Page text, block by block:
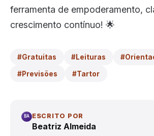
ferramenta de empoderamento,
crescimento contínuo! 🌟
#Gratuitas #Leituras
#Previsões #Tartor
BA ESCRITO POR
Beatriz Almeida